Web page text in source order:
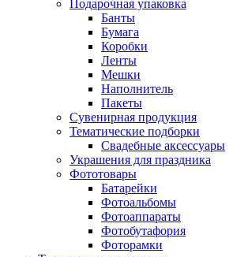
Подарочная упаковка
Банты
Бумага
Коробки
Ленты
Мешки
Наполнитель
Пакеты
Сувенирная продукция
Тематические подборки
Свадебные аксессуары
Украшения для праздника
Фототовары
Батарейки
Фотоальбомы
Фотоаппараты
Фотобутафория
Фоторамки